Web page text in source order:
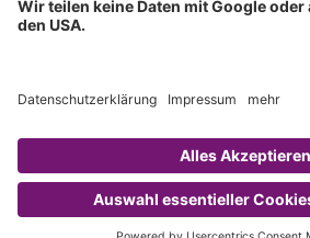
ISO 9001 Zertifikat
Copyright © 2026 Chromsystems